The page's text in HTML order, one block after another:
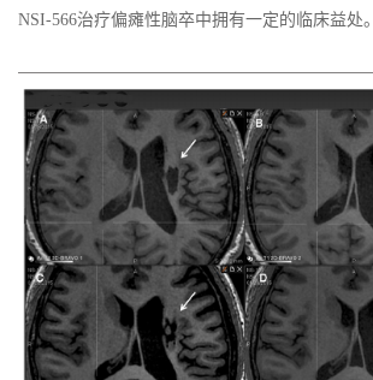
NSI-566治疗偏瘫性脑卒中拥有一定的临床益处。